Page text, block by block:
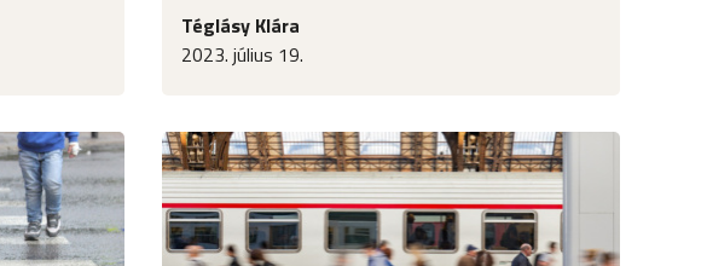
Téglásy Klára
2023. július 19.